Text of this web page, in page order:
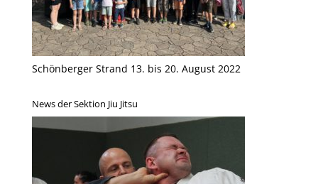
Schönberger Strand 13. bis 20. August 2022
News der Sektion Jiu Jitsu